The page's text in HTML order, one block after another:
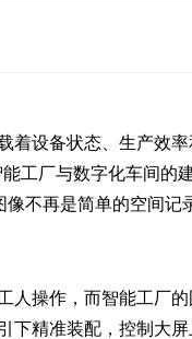
着设备状态、生产
工厂与数字化车间
不再是简单的空间记
人操作，而智能工厂
下精准装配，控制大